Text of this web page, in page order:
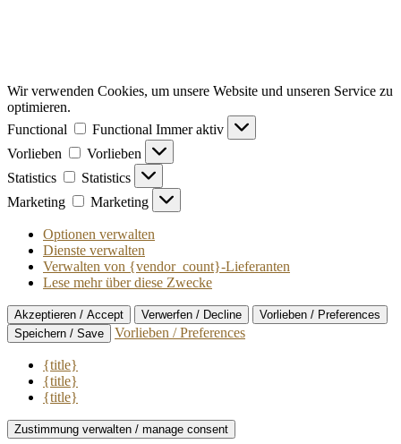
Wir verwenden Cookies, um unsere Website und unseren Service zu
optimieren.
Functional
Functional Immer aktiv
Vorlieben
Vorlieben
Statistics
Statistics
Marketing
Marketing
Optionen verwalten
Dienste verwalten
Verwalten von {vendor_count}-Lieferanten
Lese mehr über diese Zwecke
Akzeptieren / Accept Verwerfen / Decline
Vorlieben / Preferences
Speichern / Save
Vorlieben / Preferences
{title}
{title}
{title}
Zustimmung verwalten / manage consent